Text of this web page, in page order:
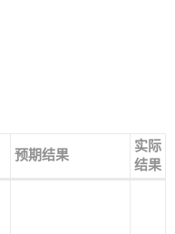
预期结果
实际
结果